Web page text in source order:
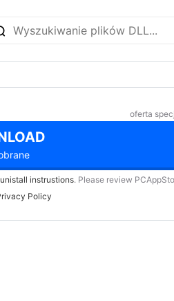
oferta
unistall instrustions. Please review
Policy